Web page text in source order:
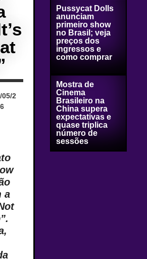
05/2
a
Pussycat Dolls
anunciam
primeiro show
no Brasil; veja
preços dos
ingressos e
como comprar
Mostra de
Cinema
Brasileiro na
China supera
expectativas e
quase triplica
número de
sessões